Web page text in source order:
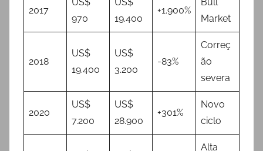
2017
970
19.400
+1.900%
Market
2018
US$
19.400
US$
3.200
-83%
Correç
ão
severa
2020
US$
7.200
US$
28.900
+301%
Novo
ciclo
Alta